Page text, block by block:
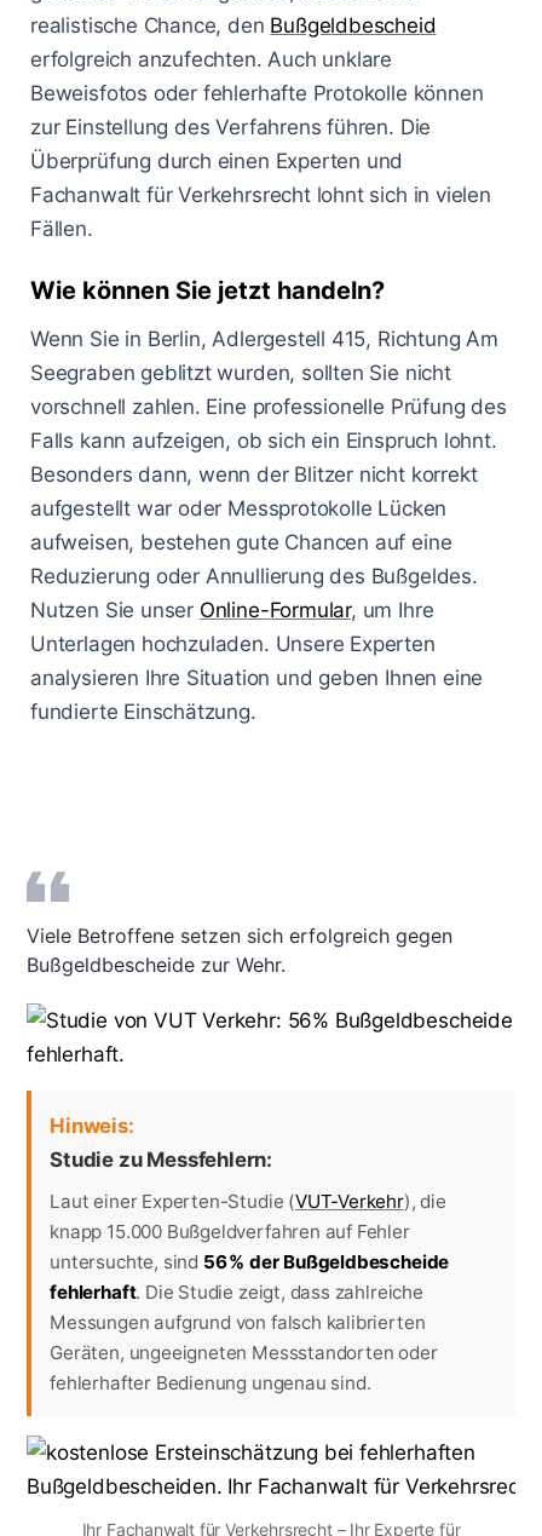
realistische Chance, den Bußgeldbescheid
erfolgreich anzufechten. Auch unklare
Beweisfotos oder fehlerhafte Protokolle können
zur Einstellung des Verfahrens führen. Die
Überprüfung durch einen Experten und
Fachanwalt für Verkehrsrecht lohnt sich in vielen
Fällen.
Wie können Sie jetzt handeln?
Wenn Sie in Berlin, Adlergestell 415, Richtung Am
Seegraben geblitzt wurden, sollten Sie nicht
vorschnell zahlen. Eine professionelle Prüfung des
Falls kann aufzeigen, ob sich ein Einspruch lohnt.
Besonders dann, wenn der Blitzer nicht korrekt
aufgestellt war oder Messprotokolle Lücken
aufweisen, bestehen gute Chancen auf eine
Reduzierung oder Annullierung des Bußgeldes.
Nutzen Sie unser Online-Formular, um Ihre
Unterlagen hochzuladen. Unsere Experten
analysieren Ihre Situation und geben Ihnen eine
fundierte Einschätzung.
Viele Betroffene setzen sich erfolgreich gegen
Bußgeldbescheide zur Wehr.
Hinweis:
Studie zu Messfehlern:
Laut einer Experten-Studie (VUT-Verkehr), die
knapp 15.000 Bußgeldverfahren auf Fehler
untersuchte, sind 56 % der Bußgeldbescheide
fehlerhaft. Die Studie zeigt, dass zahlreiche
Messungen aufgrund von falsch kalibrierten
Geräten, ungeeigneten Messstandorten oder
fehlerhafter Bedienung ungenau sind.
Ihr Fachanwalt für Verkehrsrecht – Ihr Experte für